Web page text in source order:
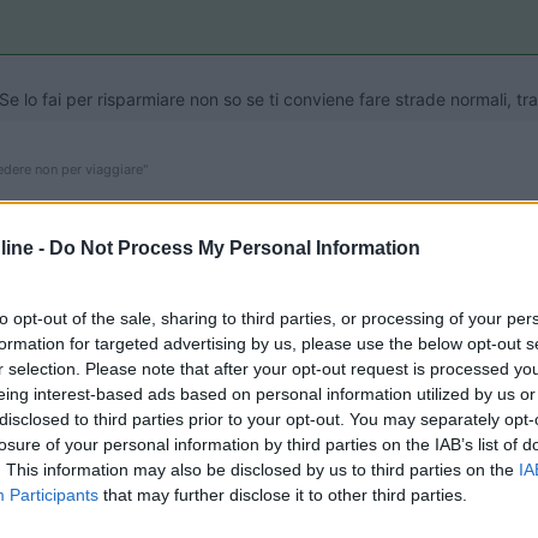
- Do Not Process My Personal Information
opt-out of the sale, sharing to third parties, or processing of your
for targeted advertising by us, please use the below opt-out
selection. Please note that after your opt-out request is processed
interest-based ads based on personal information utilized by us
to third parties prior to your opt-out. You may separately
of your personal information by third parties on the IAB’s list of
This information may also be disclosed by us to third parties on the
Participants that may further disclose it to other third parties.
lo fai per risparmiare non so se ti conviene fare strade normali,
non per viaggiare"
Finlandia
Previous